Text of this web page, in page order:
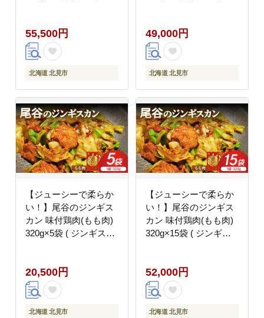
0062】
55,500円
北海道 北見市
0064】
49,000円
北海道 北見市
【ジューシーで柔らか
い！】尾谷のジンギス
カン 味付鶏肉(もも肉)
320g×5袋 ( ジンギスカ
0066】
20,500円
北海道 北見市
【ジューシーで柔らか
い！】尾谷のジンギス
カン 味付鶏肉(もも肉)
320g×15袋 ( ジンギス
0068】
52,000円
北海道 北見市